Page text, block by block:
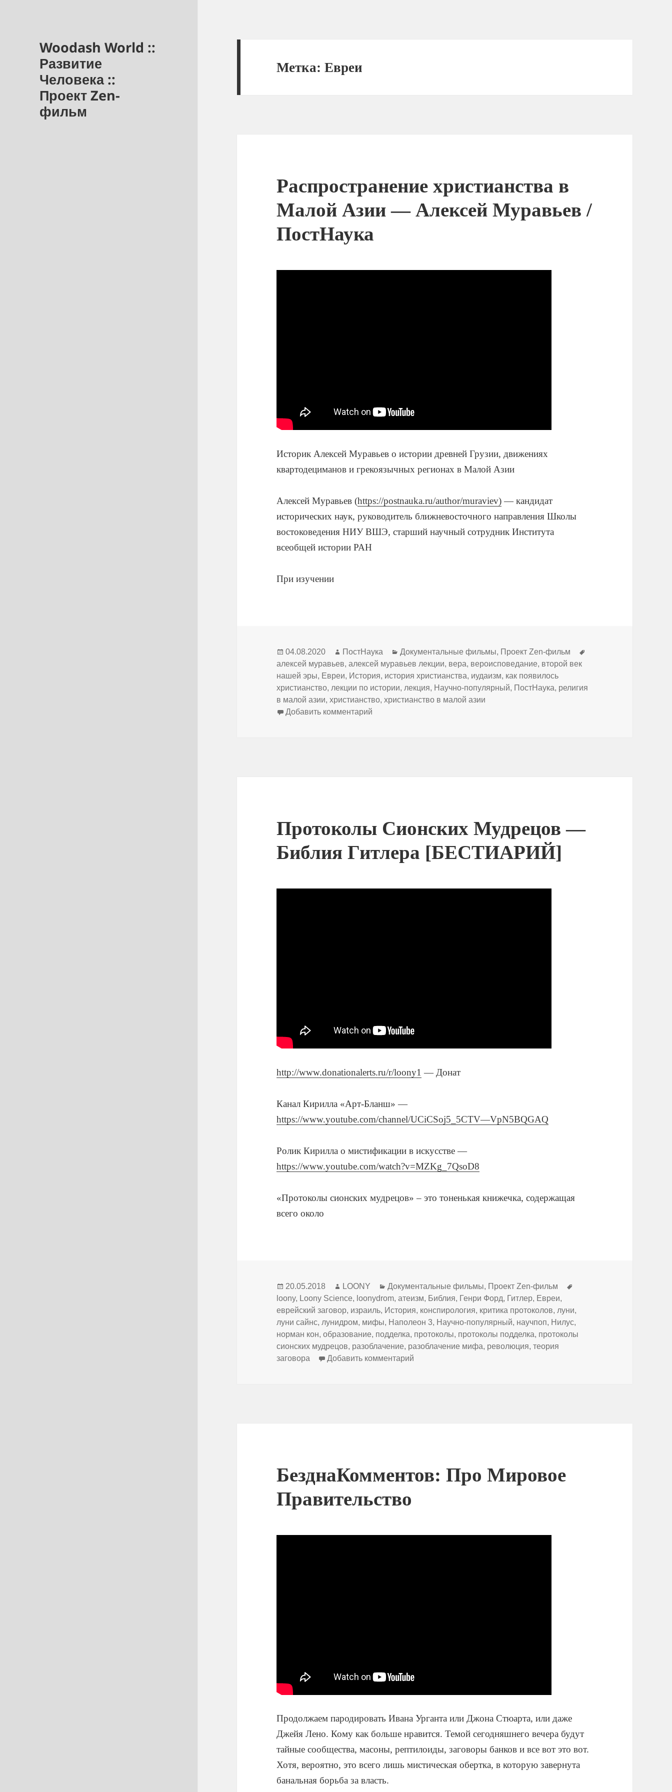
Woodash World ::
Развитие
Человека ::
Проект Zen-
фильм
Метка:Евреи
Распространение христианства в
Малой Азии — Алексей Муравьев /
ПостНаука
Историк Алексей Муравьев о истории древней Грузии, движениях
квартодециманов и грекоязычных регионах в Малой Азии
Алексей Муравьев (https://postnauka.ru/author/muraviev)— кандидат
исторических наук, руководитель ближневосточного направления Школы
востоковедения НИУ ВШЭ, старший научный сотрудник Института
всеобщей истории РАН
При изучении
Опубликовано
04.08.2020 Автор
ПостНаука Рубрики
Документальные фильмы, Проект Zen-фильм
алексей муравьев,алексей муравьев лекции, вера, вероисповедание, второй век
нашей эры, Евреи, История, история христианства, иудаизм, как появилось
христианство, лекции по истории, лекция, Научно-популярный, ПостНаука, религия
в малой азии,христианство,христианство в малой азии
Добавить комментарий
Протоколы Сионских Мудрецов —
Библия Гитлера [БЕСТИАРИЙ]
http://www.donationalerts.ru/r/loony1 — Донат
Канал Кирилла «Арт-Бланш» —
https://www.youtube.com/channel/UCiCSoj5_5CTV—VpN5BQGAQ
Ролик Кирилла о мистификации в искусстве —
https://www.youtube.com/watch?v=MZKg_7QsoD8
«Протоколы сионских мудрецов» – это тоненькая книжечка, содержащая
всего около
Опубликовано
20.05.2018 Автор
LOONY Рубрики
Документальные фильмы, Проект Zen-фильм
loony, Loony Science, loonydrom,атеизм, Библия, Генри Форд, Гитлер, Евреи,
еврейский заговор, израиль, История, конспирология, критика протоколов, луни,
луни сайнс, лунидром, мифы, Наполеон 3, Научно-популярный, научпоп, Нилус,
норман кон,образование, подделка, протоколы, протоколы подделка, протоколы
сионских мудрецов, разоблачение, разоблачение мифа, революция,теория
заговора
Добавить комментарий
БезднаКомментов: Про Мировое
Правительство
Продолжаем пародировать Ивана Урганта или Джона Стюарта, или даже
Джейя Лено. Кому как больше нравится. Темой сегодняшнего вечера будут
тайные сообщества, масоны, рептилоиды, заговоры банков и все вот это вот.
Хотя, вероятно, это всего лишь мистическая обертка, в которую завернута
банальная борьба за власть.